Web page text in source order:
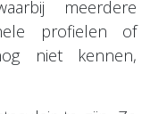
meerdere
profielen of
niet kennen,